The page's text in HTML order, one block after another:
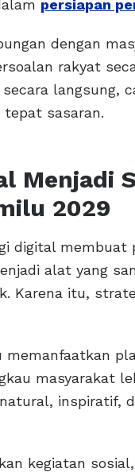
persiapan
dengan
rakyat
langsung,
sasaran.
Menjadi
2029
digital
alat yang
Karena itu,
masyarakat
inspiratif,
kegiatan